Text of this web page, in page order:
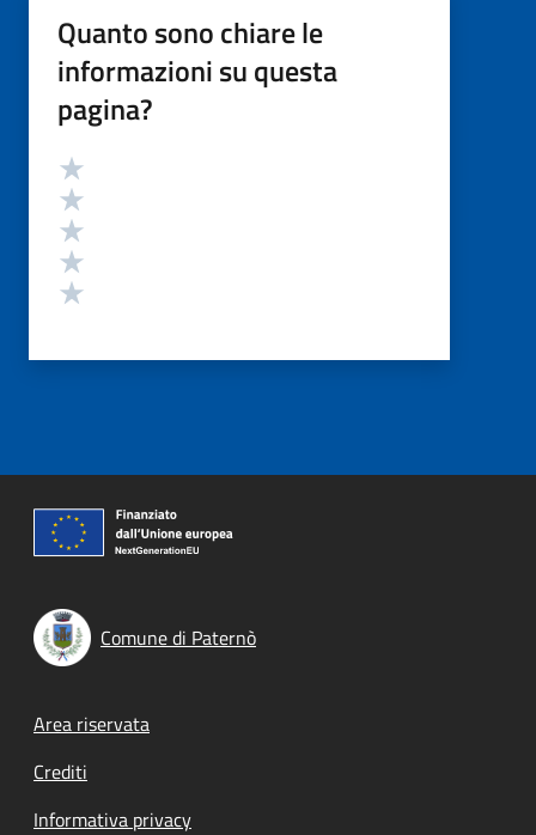
Quanto sono chiare le
informazioni su questa
pagina?
Valutazione
Comune di Paternò
Footer menu
Area riservata
Crediti
Informativa privacy